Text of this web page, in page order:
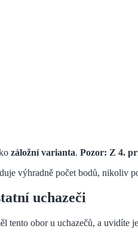
záložní varianta. Pozor: Z 4.
výhradně počet bodů, nikoliv
uchazeči
tento obor u uchazečů, a uvidíte